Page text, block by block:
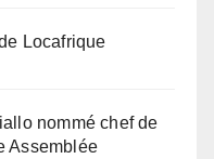
Locafrique
nommé chef de
Assemblée